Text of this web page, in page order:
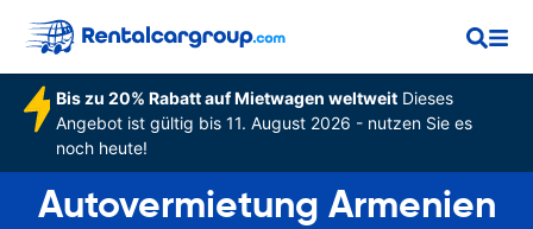
Bis zu 20% Rabatt auf Mietwagen weltweitDieses
Angebot ist gültig bis 11. August 2026 - nutzen Sie es
noch heute!
Autovermietung Armenien